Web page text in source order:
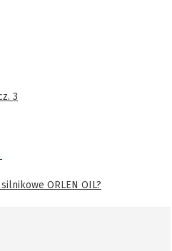
3
ORLEN OIL?